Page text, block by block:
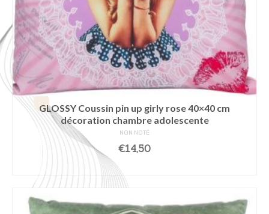
GLOSSY Coussin pin up girly rose 40×40 cm
décoration chambre adolescente
NON NOTÉ
€14,50
AJOUTER AU PANIER